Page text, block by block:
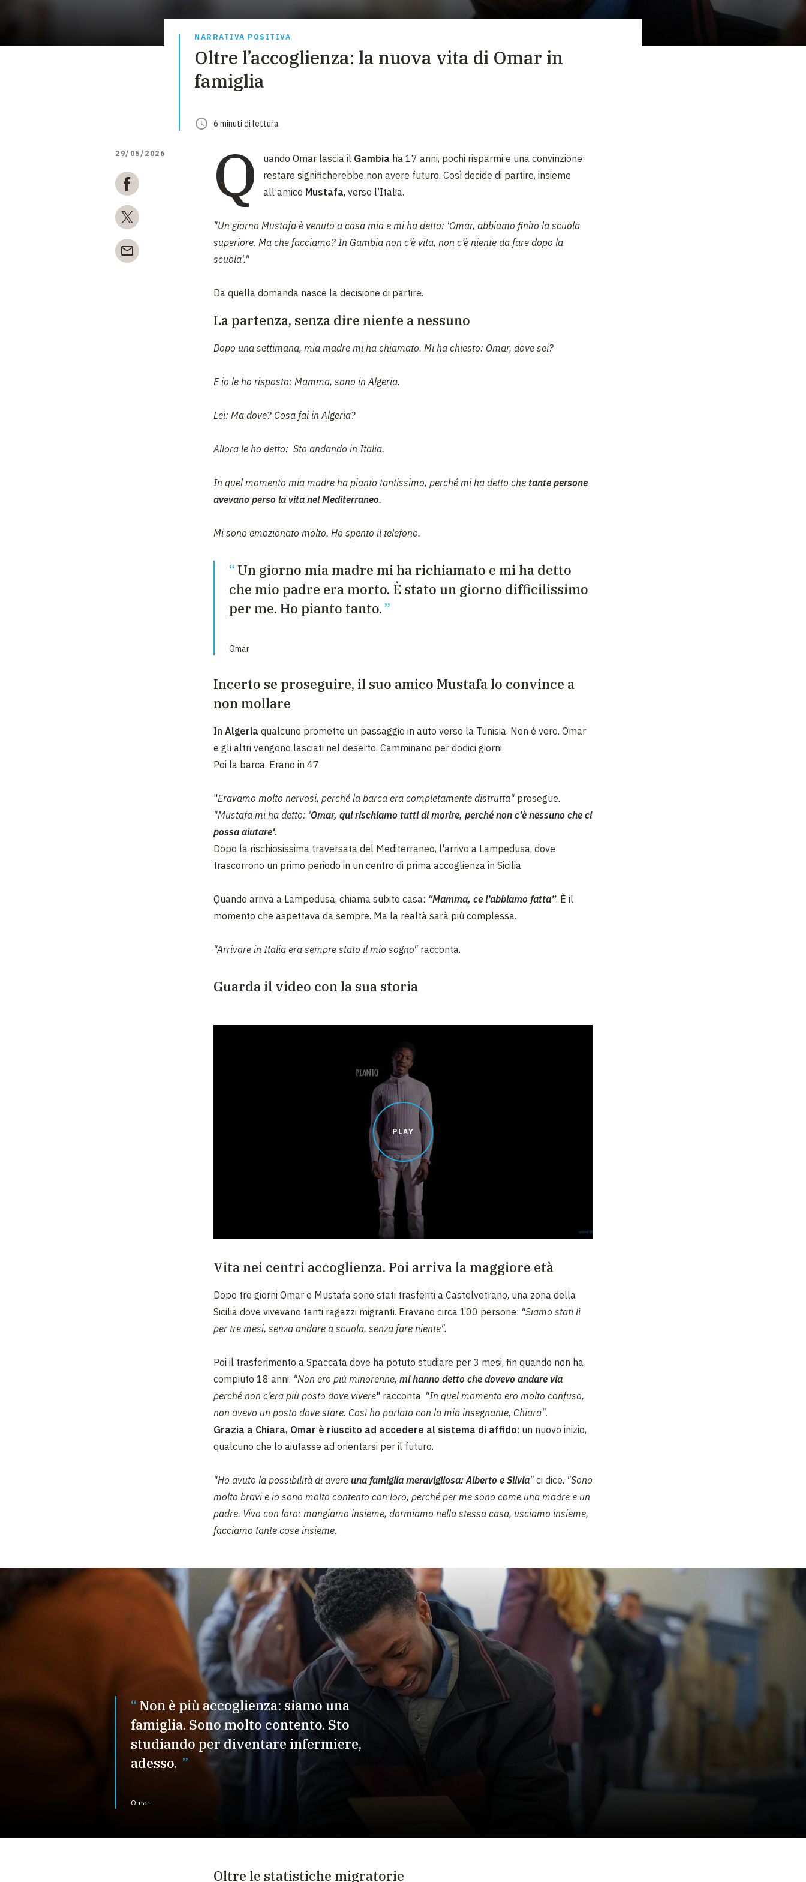
DIVERSI MODI PER DONARE. SCEGLI IL PIÙ
COMODO PER TE
NARRATIVA POSITIVA
Oltre l’accoglienza: la nuova vita di Omar in
famiglia
6 minuti di lettura
29/05/2026 Q uando Omar lascia il Gambia ha 17 anni, pochi risparmi e una convinzione:
restare significherebbe non avere futuro. Così decide di partire, insieme
all’amico Mustafa, verso l’Italia.
"Un giorno Mustafa è venuto a casa mia e mi ha detto: 'Omar, abbiamo finito la scuola
superiore. Ma che facciamo? In Gambia non c’è vita, non c’è niente da fare dopo la
scuola'."
Da quella domanda nasce la decisione di partire.
La partenza, senza dire niente a nessuno
Dopo una settimana, mia madre mi ha chiamato. Mi ha chiesto: Omar, dove sei?
E io le ho risposto: Mamma, sono in Algeria.
Lei: Ma dove? Cosa fai in Algeria?
Allora le ho detto: Sto andando in Italia.
In quel momento mia madre ha pianto tantissimo, perché mi ha detto che tante persone
avevano perso la vita nel Mediterraneo.
Mi sono emozionato molto. Ho spento il telefono.
Un giorno mia madre mi ha richiamato e mi ha detto
che mio padre era morto. È stato un giorno difficilissimo
per me. Ho pianto tanto.
Omar
Incerto se proseguire, il suo amico Mustafa lo convince a
non mollare
In Algeria qualcuno promette un passaggio in auto verso la Tunisia. Non è vero. Omar
e gli altri vengono lasciati nel deserto. Camminano per dodici giorni.
Poi la barca. Erano in 47.
"Eravamo molto nervosi, perché la barca era completamente distrutta" prosegue.
"Mustafa mi ha detto: 'Omar, qui rischiamo tutti di morire, perché non c’è nessuno che ci
possa aiutare'.
Dopo la rischiosissima traversata del Mediterraneo, l'arrivo a Lampedusa, dove
trascorrono un primo periodo in un centro di prima accoglienza in Sicilia.
Quando arriva a Lampedusa, chiama subito casa: “Mamma, ce l’abbiamo fatta”. È il
momento che aspettava da sempre. Ma la realtà sarà più complessa.
"Arrivare in Italia era sempre stato il mio sogno" racconta.
Guarda il video con la sua storia
PLAY
Vita nei centri accoglienza. Poi arriva la maggiore età
Dopo tre giorni Omar e Mustafa sono stati trasferiti a Castelvetrano, una zona della
Sicilia dove vivevano tanti ragazzi migranti. Eravano circa 100 persone: "Siamo stati lì
per tre mesi, senza andare a scuola, senza fare niente".
Poi il trasferimento a Spaccata dove ha potuto studiare per 3 mesi, fin quando non ha
compiuto 18 anni. "Non ero più minorenne, mi hanno detto che dovevo andare via
perché non c’era più posto dove vivere" racconta. "In quel momento ero molto confuso,
non avevo un posto dove stare. Così ho parlato con la mia insegnante, Chiara".
Grazia a Chiara, Omar è riuscito ad accedere al sistema di affido: un nuovo inizio,
qualcuno che lo aiutasse ad orientarsi per il futuro.
"Ho avuto la possibilità di avere una famiglia meravigliosa: Alberto e Silvia" ci dice. "Sono
molto bravi e io sono molto contento con loro, perché per me sono come una madre e un
padre. Vivo con loro: mangiamo insieme, dormiamo nella stessa casa, usciamo insieme,
facciamo tante cose insieme.
Non è più accoglienza: siamo una
famiglia. Sono molto contento. Sto
studiando per diventare infermiere,
adesso.
Omar
Oltre le statistiche migratorie